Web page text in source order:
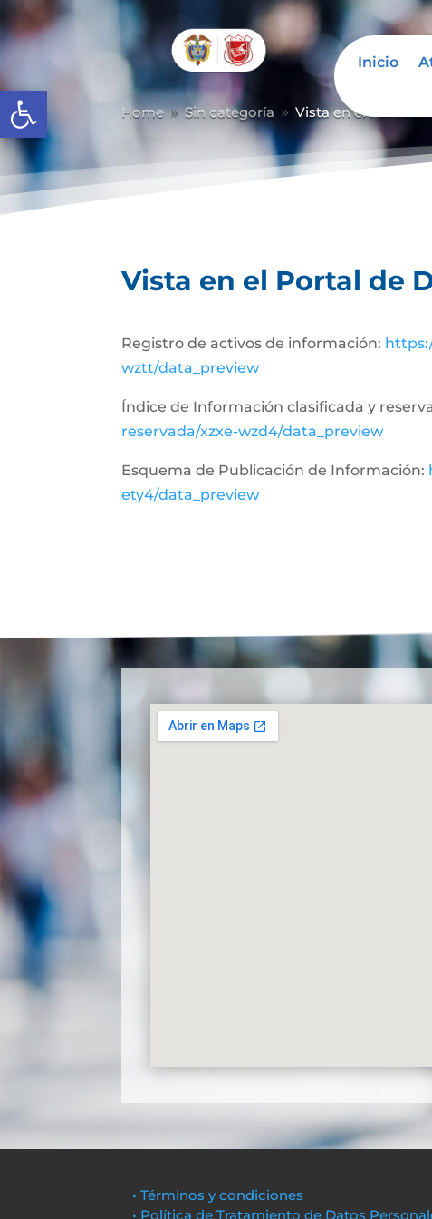
Abrir barra de herramientas
Inicio
Home 9 Sin categoría 9 Vista en el Portal
Vista en el Portal de
Registro de activos de información:
wztt/data_preview
Índice de Información clasificada y
reservada/xzxe-wzd4/data_preview
Esquema de Publicación de Información:
ety4/data_preview
• Términos y condiciones
• Política de Tratamiento de Datos